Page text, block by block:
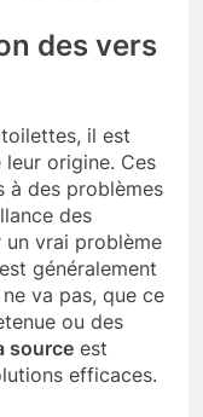
des vers
il est
leur origine. Ces
à des problèmes
des
vrai problème
généralement
va pas, que ce
ou des
source est
efficaces.